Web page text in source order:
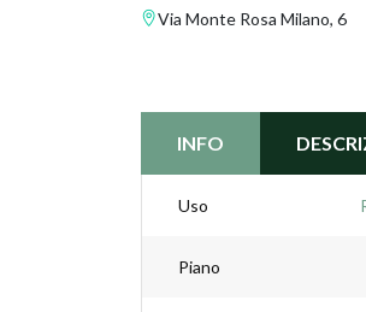
Via Monte Rosa Milano, 6
INFO
Uso
Piano